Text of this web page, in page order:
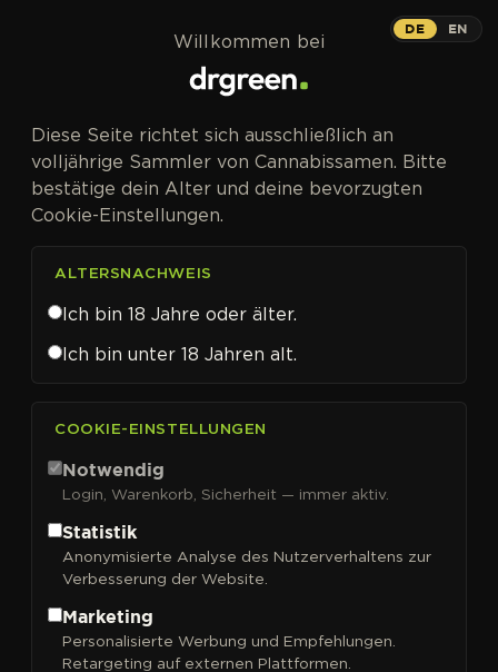
Resin Seeds
Sortieren nach
DE EN
Willkommen bei
Diese Seite richtet sich ausschließlich an
volljährige Sammler von Cannabissamen. Bitte
bestätige dein Alter und deine bevorzugten
Cookie-Einstellungen.
ALTERSNACHWEIS
Ich bin 18 Jahre oder älter.
Ich bin unter 18 Jahren alt.
COOKIE-EINSTELLUNGEN
Notwendig
Login, Warenkorb, Sicherheit — immer aktiv.
Statistik
Anonymisierte Analyse des Nutzerverhaltens zur
Verbesserung der Website.
Marketing
Personalisierte Werbung und Empfehlungen.
Retargeting auf externen Plattformen.